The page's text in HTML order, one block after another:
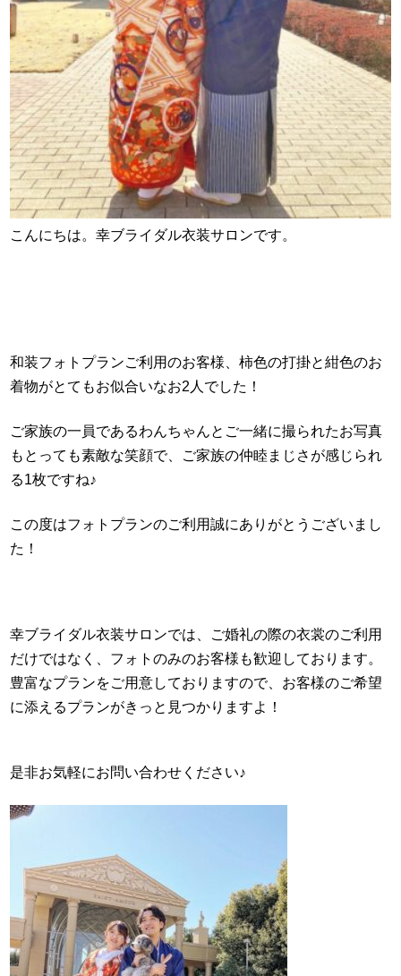
こんにちは。幸ブライダル衣装サロンです。
和装フォトプランご利用のお客様、柿色の打掛と紺色のお
着物がとてもお似合いなお2人でした！
ご家族の一員であるわんちゃんとご一緒に撮られたお写真
もとっても素敵な笑顔で、ご家族の仲睦まじさが感じられ
る1枚ですね♪
この度はフォトプランのご利用誠にありがとうございまし
た！
幸ブライダル衣装サロンでは、ご婚礼の際の衣裳のご利用
だけではなく、フォトのみのお客様も歓迎しております。
豊富なプランをご用意しておりますので、お客様のご希望
に添えるプランがきっと見つかりますよ！
是非お気軽にお問い合わせください♪